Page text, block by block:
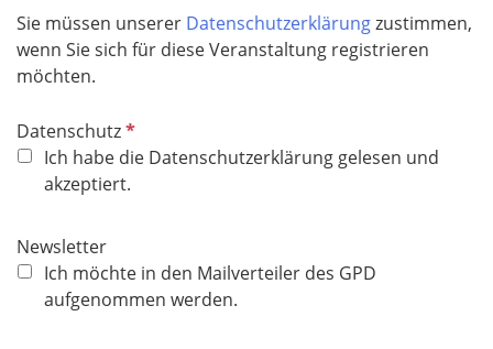
Sie müssen unserer Datenschutzerklärungzustimmen,
wenn Sie sich für diese Veranstaltung registrieren
möchten.
DatenschutzP
f
l
h
Ich habe die Datenschutzerklärung gelesen und
akzeptiert.
Newsletter
Ich möchte in den Mailverteiler des GPD
aufgenommen werden.